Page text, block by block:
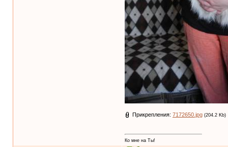
Прикрепления: 7172650.jpg (204.2 Kb)
Ко мне на Ты!